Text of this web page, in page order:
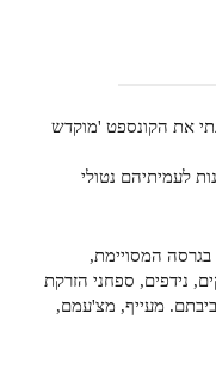
את הקונספט 'מוקדש
לעמיתיהם נטולי
בגרסה המסויימת,
נידפים, ספחני הזרקת
מעייף, מצ'עמם,